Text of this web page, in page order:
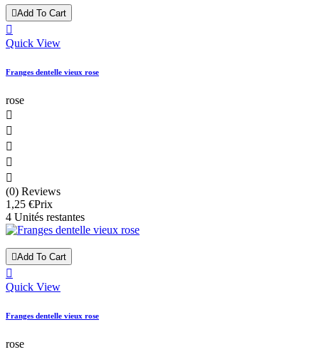
Add To Cart

Quick View
Franges dentelle vieux rose
rose





(0) Reviews
1,25 €Prix
4 Unités restantes
Add To Cart

Quick View
Franges dentelle vieux rose
rose